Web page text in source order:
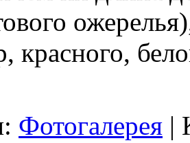
красного,
Фотогалерея |